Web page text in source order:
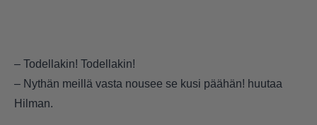
– Todellakin! Todellakin!
– Nythän meillä vasta nousee se kusi päähän! huutaa
Hilman.